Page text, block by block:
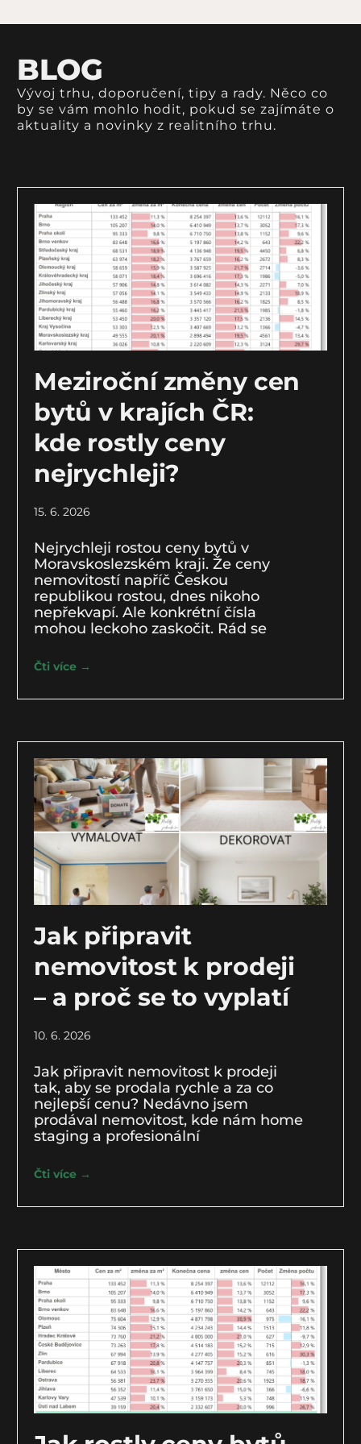
BLOG
Vývoj trhu, doporučení, tipy a rady. Něco co
by se vám mohlo hodit, pokud se zajímáte o
aktuality a novinky z realitního trhu.
Meziroční změny cen
bytů v krajích ČR:
kde rostly ceny
nejrychleji?
15. 6. 2026
Nejrychleji rostou ceny bytů v
Moravskoslezském kraji. Že ceny
nemovitostí napříč Českou
republikou rostou, dnes nikoho
nepřekvapí. Ale konkrétní čísla
mohou leckoho zaskočit. Rád se
Jak připravit
nemovitost k prodeji
– a proč se to vyplatí
10. 6. 2026
Jak připravit nemovitost k prodeji
tak, aby se prodala rychle a za co
nejlepší cenu? Nedávno jsem
prodával nemovitost, kde nám home
staging a profesionální